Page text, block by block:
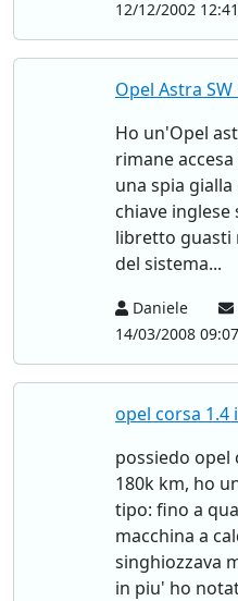
12/12/2002 12:41
Opel Astra SW
Ho un'Opel
rimane
una spia
chiave
libretto guasti
del sistema...
Daniele
14/03/2008 09:07
opel corsa 1.4
possiedo opel
180k km, ho
tipo: fino a
macchina a
singhiozzava
in piu' ho